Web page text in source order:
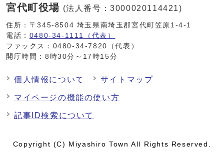
宮代町役場 (法人番号：3000020114421)
住所：〒345-8504 埼玉県南埼玉郡宮代町笠原1-4-1
電話： 0480-34-1111（代表）
ファックス：0480-34-7820（代表）
開庁時間：8時30分～17時15分
個人情報について サイトマップ
マイページの機能の使い方
記事ID検索について
Copyright (C) Miyashiro Town All Rights Reserved.